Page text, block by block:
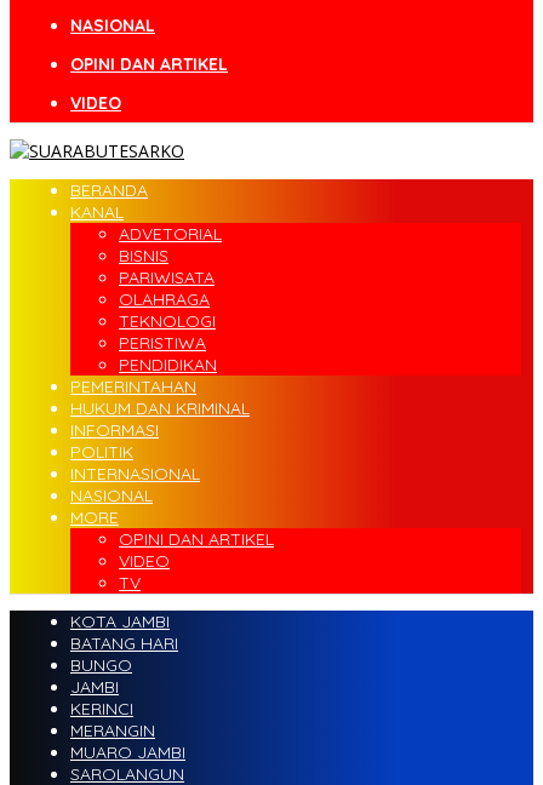
NASIONAL
OPINI DAN ARTIKEL
VIDEO
BERANDA
KANAL
ADVETORIAL
BISNIS
PARIWISATA
OLAHRAGA
TEKNOLOGI
PERISTIWA
PENDIDIKAN
PEMERINTAHAN
HUKUM DAN KRIMINAL
INFORMASI
POLITIK
INTERNASIONAL
NASIONAL
MORE
OPINI DAN ARTIKEL
VIDEO
TV
KOTA JAMBI
BATANG HARI
BUNGO
JAMBI
KERINCI
MERANGIN
MUARO JAMBI
SAROLANGUN